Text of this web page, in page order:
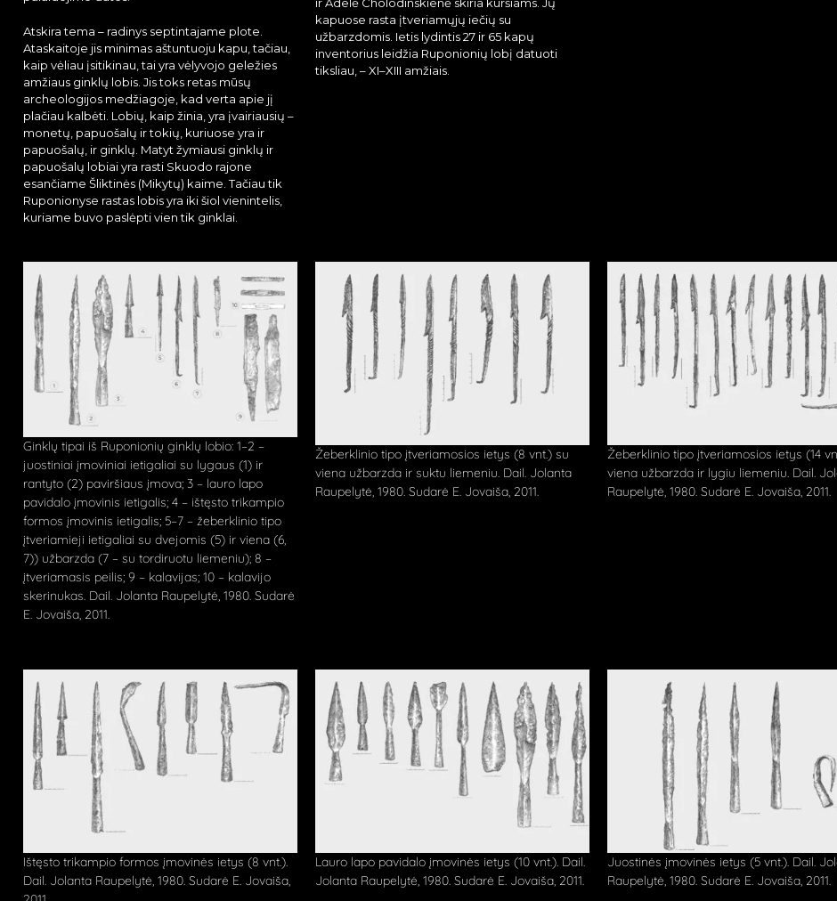
Atskira tema – radinys septintajame plote.
Ataskaitoje jis minimas aštuntuoju kapu, tačiau,
kaip vėliau įsitikinau, tai yra vėlyvojo geležies
amžiaus ginklų lobis. Jis toks retas mūsų
archeologijos medžiagoje, kad verta apie jį
plačiau kalbėti. Lobių, kaip žinia, yra įvairiausių –
monetų, papuošalų ir tokių, kuriuose yra ir
papuošalų, ir ginklų. Matyt žymiausi ginklų ir
papuošalų lobiai yra rasti Skuodo rajone
esančiame Šliktinės (Mikytų) kaime. Tačiau tik
Ruponionyse rastas lobis yra iki šiol vienintelis,
kuriame buvo paslėpti vien tik ginklai.
ir Adelė Cholodinskienė skiria kuršiams. Jų
kapuose rasta įtveriamųjų iečių su
užbarzdomis. Ietis lydintis 27 ir 65 kapų
inventorius leidžia Ruponionių lobį datuoti
tiksliau, – XI–XIII amžiais.
Ginklų tipai iš Ruponionių ginklų lobio: 1–2 –
juostiniai įmoviniai ietigaliai su lygaus (1) ir
rantyto (2) paviršiaus įmova; 3 – lauro lapo
pavidalo įmovinis ietigalis; 4 – ištęsto trikampio
formos įmovinis ietigalis; 5–7 – žeberklinio tipo
įtveriamieji ietigaliai su dvejomis (5) ir viena (6,
7)) užbarzda (7 – su tordiruotu liemeniu); 8 –
įtveriamasis peilis; 9 – kalavijas; 10 – kalavijo
skerinukas. Dail. Jolanta Raupelytė, 1980. Sudarė
E. Jovaiša, 2011.
Žeberklinio tipo įtveriamosios ietys (8 vnt.) su
viena užbarzda ir suktu liemeniu. Dail. Jolanta
Raupelytė, 1980. Sudarė E. Jovaiša, 2011.
Žeberklinio tipo įtveriamosios ietys (14
viena užbarzda ir lygiu liemeniu. Dail.
Raupelytė, 1980. Sudarė E. Jovaiša, 2011.
Ištęsto trikampio formos įmovinės ietys (8 vnt.).
Dail. Jolanta Raupelytė, 1980. Sudarė E. Jovaiša,
Lauro lapo pavidalo įmovinės ietys (10 vnt.). Dail.
Jolanta Raupelytė, 1980. Sudarė E. Jovaiša, 2011.
Juostinės įmovinės ietys (5 vnt.). Dail.
Raupelytė, 1980. Sudarė E. Jovaiša, 2011.